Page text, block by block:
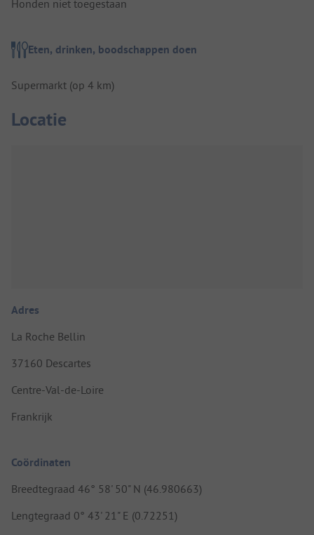
Honden niet toegestaan
Eten, drinken, boodschappen doen
Supermarkt (op 4 km)
Locatie
Adres
La Roche Bellin
37160 Descartes
Centre-Val-de-Loire
Frankrijk
Coördinaten
Breedtegraad 46° 58' 50" N (46.980663)
Lengtegraad 0° 43' 21" E (0.72251)